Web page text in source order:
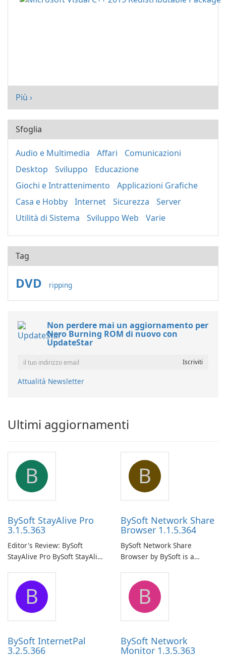
Più ›
Sfoglia
Audio e Multimedia Affari
Comunicazioni
Desktop
Sviluppo
Educazione
Giochi e Intrattenimento
Applicazioni Grafiche
Casa e Hobby
Internet Sicurezza
Server
Utilità di Sistema
Sviluppo Web Varie
Tag
DVD ripping
Non perdere mai un aggiornamento per
Nero Burning ROM di nuovo con
UpdateStar
Attualità Newsletter
Ultimi aggiornamenti
B
BySoft StayAlive Pro
3.1.5.363
Editor's Review: BySoft
StayAlive Pro BySoft StayAlive
application designed to
ensure the continuous and
uninterrupted operation of
your computer system.
B
BySoft Network Share
Browser 1.1.5.364
BySoft Network Share
Browser by BySoft is a
application that allows users
to easily browse and manage
shared folders on their
network.
B
BySoft InternetPal
3.2.5.366
B
BySoft Network
Monitor 1.3.5.363